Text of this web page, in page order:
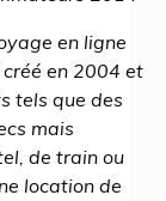
en ligne
en 2004 et
tels que des
mais
de train ou
location de